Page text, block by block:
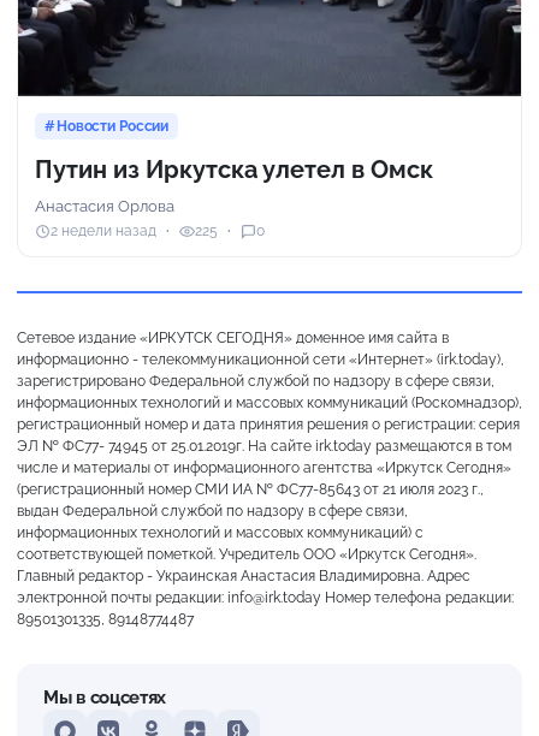
Новости России
Путин из Иркутска улетел в Омск
Анастасия Орлова
2 недели назад 225 0
Сетевое издание «ИРКУТСК СЕГОДНЯ» доменное имя сайта в
информационно - телекоммуникационной сети «Интернет» (irk.today),
зарегистрировано Федеральной службой по надзору в сфере связи,
информационных технологий и массовых коммуникаций (Роскомнадзор),
регистрационный номер и дата принятия решения о регистрации: серия
ЭЛ № ФС77- 74945 от 25.01.2019г. На сайте irk.today размещаются в том
числе и материалы от информационного агентства «Иркутск Сегодня»
(регистрационный номер СМИ ИА № ФС77-85643 от 21 июля 2023 г.,
выдан Федеральной службой по надзору в сфере связи,
информационных технологий и массовых коммуникаций) с
соответствующей пометкой. Учредитель ООО «Иркутск Сегодня».
Главный редактор - Украинская Анастасия Владимировна. Адрес
электронной почты редакции: info@irk.today Номер телефона редакции:
89501301335, 89148774487
Мы в соцсетях